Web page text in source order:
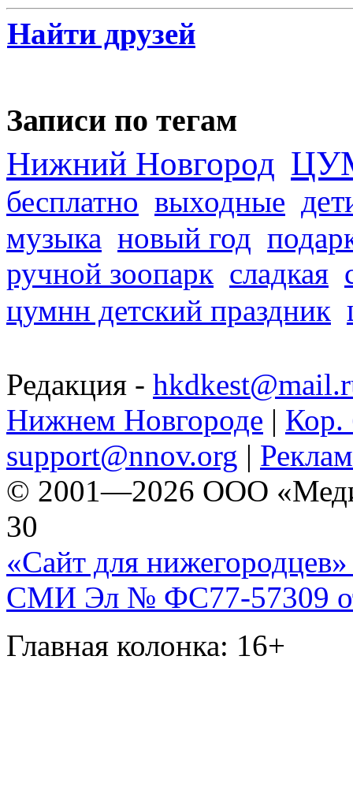
Найти друзей
Записи по тегам
Нижний Новгород
бесплатно выходные
музыка новый год
ручной зоопарк сладкая
цумнн детский праздник
Редакция -
Нижнем Новгороде | Кор.
support@nnov.org |
© 2001—2026 ООО
30
«Сайт для нижегородцев»
СМИ Эл № ФС77-57309
Главная колонка: 16+